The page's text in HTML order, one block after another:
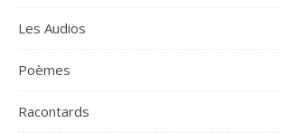
Les Audios
Poèmes
Racontards